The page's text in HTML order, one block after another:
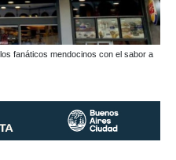
fanáticos mendocinos con el sabor a